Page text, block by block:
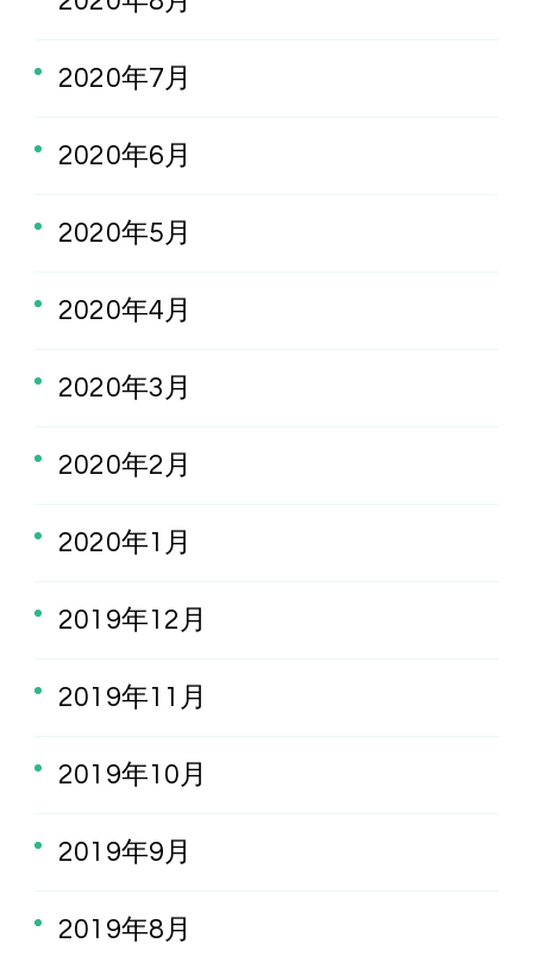
2020年7月
2020年6月
2020年5月
2020年4月
2020年3月
2020年2月
2020年1月
2019年12月
2019年11月
2019年10月
2019年9月
2019年8月